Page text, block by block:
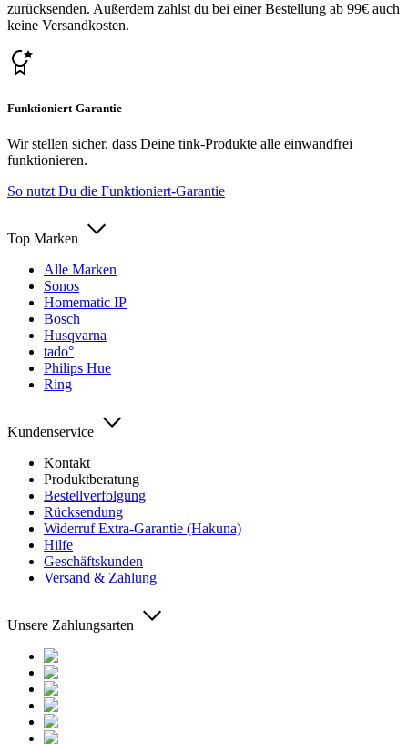
zurücksenden. Außerdem zahlst du bei einer Bestellung ab 99€ auch
keine Versandkosten.
Funktioniert-Garantie
Wir stellen sicher, dass Deine tink-Produkte alle einwandfrei
funktionieren.
So nutzt Du die Funktioniert-Garantie
Top Marken
Alle Marken
Sonos
Homematic IP
Bosch
Husqvarna
tado°
Philips Hue
Ring
Kundenservice
Kontakt
Produktberatung
Bestellverfolgung
Rücksendung
Widerruf Extra-Garantie (Hakuna)
Hilfe
Geschäftskunden
Versand & Zahlung
Unsere Zahlungsarten